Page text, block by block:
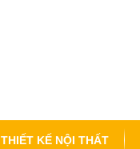
THIẾT KẾ NỘI THẤT